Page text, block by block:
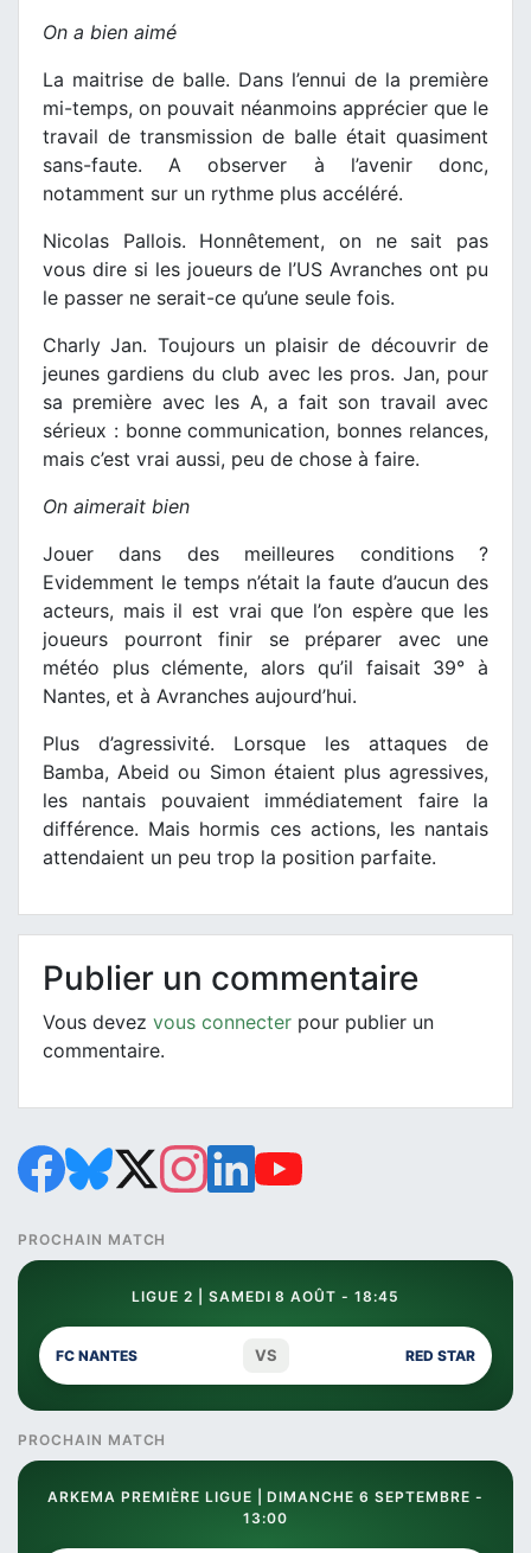
On a bien aimé
La maitrise de balle. Dans l’ennui de la première
mi-temps, on pouvait néanmoins apprécier que le
travail de transmission de balle était quasiment
sans-faute. A observer à l’avenir donc,
notamment sur un rythme plus accéléré.
Nicolas Pallois. Honnêtement, on ne sait pas
vous dire si les joueurs de l’US Avranches ont pu
le passer ne serait-ce qu’une seule fois.
Charly Jan. Toujours un plaisir de découvrir de
jeunes gardiens du club avec les pros. Jan, pour
sa première avec les A, a fait son travail avec
sérieux : bonne communication, bonnes relances,
mais c’est vrai aussi, peu de chose à faire.
On aimerait bien
Jouer dans des meilleures conditions ?
Evidemment le temps n’était la faute d’aucun des
acteurs, mais il est vrai que l’on espère que les
joueurs pourront finir se préparer avec une
météo plus clémente, alors qu’il faisait 39° à
Nantes, et à Avranches aujourd’hui.
Plus d’agressivité. Lorsque les attaques de
Bamba, Abeid ou Simon étaient plus agressives,
les nantais pouvaient immédiatement faire la
différence. Mais hormis ces actions, les nantais
attendaient un peu trop la position parfaite.
Publier un commentaire
Vous devez vous connecter pour publier un
commentaire.
PROCHAIN MATCH
LIGUE 2 | SAMEDI 8 AOÛT - 18:45
FC NANTES VS RED STAR
PROCHAIN MATCH
ARKEMA PREMIÈRE LIGUE | DIMANCHE 6 SEPTEMBRE -
13:00